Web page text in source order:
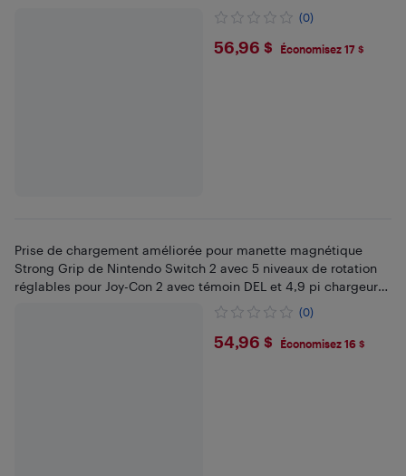
(0)
$56.96
56,96 $ Économisez 17 $
Prise de chargement améliorée pour manette magnétique
Strong Grip de Nintendo Switch 2 avec 5 niveaux de rotation
réglables pour Joy-Con 2 avec témoin DEL et 4,9 pi chargeur
(0)
$54.96
54,96 $ Économisez 16 $